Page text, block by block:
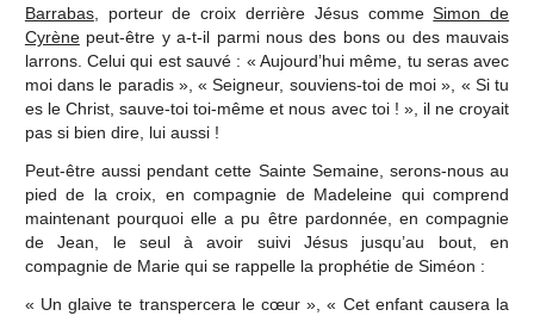
Barrabas, porteur de croix derrière Jésus commeSimon de
Cyrènepeut-être y a-t-il parmi nous des bons ou des mauvais
larrons. Celui qui est sauvé : « Aujourd’hui même, tu seras avec
moi dans le paradis », « Seigneur, souviens-toi de moi », « Si tu
es le Christ, sauve-toi toi-même et nous avec toi ! », il ne croyait
pas si bien dire, lui aussi !
Peut-être aussi pendant cette Sainte Semaine, serons-nous au
pied de la croix, en compagnie de Madeleine qui comprend
maintenant pourquoi elle a pu être pardonnée, en compagnie
de Jean, le seul à avoir suivi Jésus jusqu’au bout, en
compagnie de Marie qui se rappelle la prophétie de Siméon :
« Un glaive te transpercera le cœur », « Cet enfant causera la